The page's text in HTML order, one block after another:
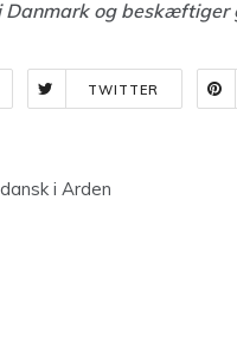
Danmark og beskæftiger
TWITTER
i Arden